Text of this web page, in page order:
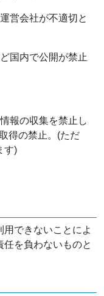
営会社が不適切と
国内で公開が禁止
報の収集を禁止し
得の禁止。(ただ
す)
用できないことによ
を負わないものと